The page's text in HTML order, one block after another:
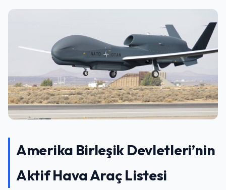
Amerika Birleşik Devletleri’nin
Aktif Hava Araç Listesi